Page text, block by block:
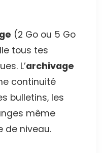
(2 Go ou 5 Go
tous tes
L’archivage
continuité
bulletins, les
même
de niveau.